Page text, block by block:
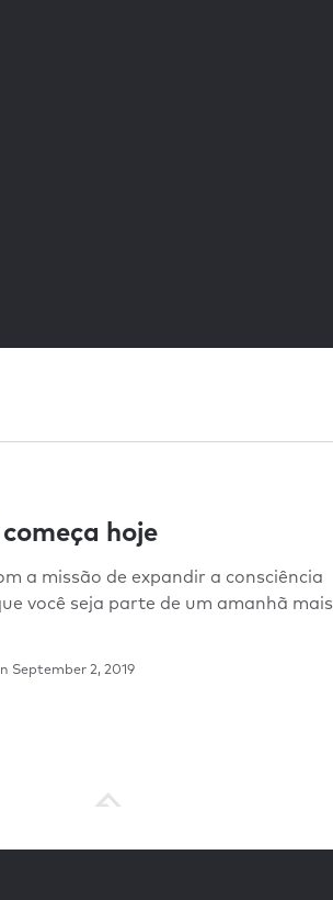
hoje
a missão de expandir a consciência
você seja parte de um amanhã mais
September 2, 2019